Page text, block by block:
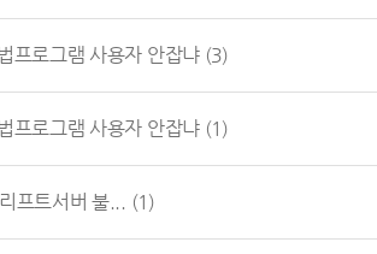
프로그램 사용자 안잡냐 (3)
프로그램 사용자 안잡냐 (1)
프트서버 불... (1)